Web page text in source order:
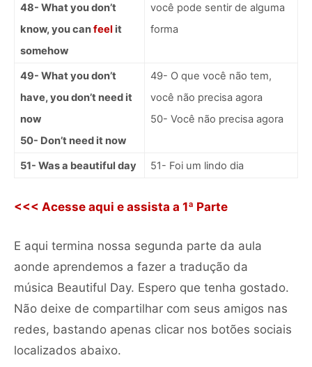
48- What you don’t
know, you canfeel it
somehow
você pode sentir de alguma
forma
49- What you don’t
have, you don’t need it
now
50- Don’t need it now
49- O que você não tem,
você não precisa agora
50- Você não precisa agora
51- Was a beautiful day 51- Foi um lindo dia
<<< Acesse aqui e assista a 1ª Parte
E aqui termina nossa segunda parte da aula
aonde aprendemos a fazer a tradução da
música Beautiful Day. Espero que tenha gostado.
Não deixe de compartilhar com seus amigos nas
redes, bastando apenas clicar nos botões sociais
localizados abaixo.